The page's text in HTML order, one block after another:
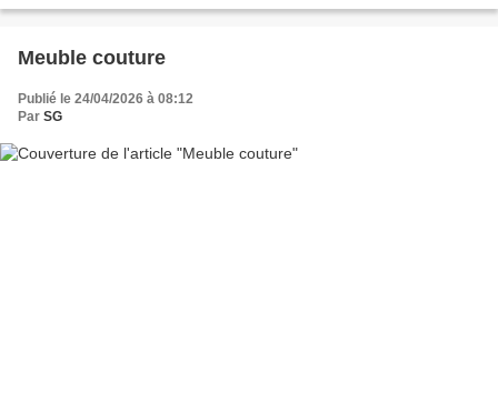
Meuble couture
Publié le 24/04/2026 à 08:12
Par SG